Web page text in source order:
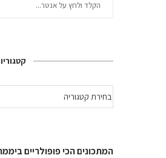
המתכונים הכי פופולריים